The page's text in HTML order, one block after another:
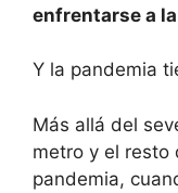
enfrentarse a
Y la pandemia
Más allá del
metro y el resto
pandemia,